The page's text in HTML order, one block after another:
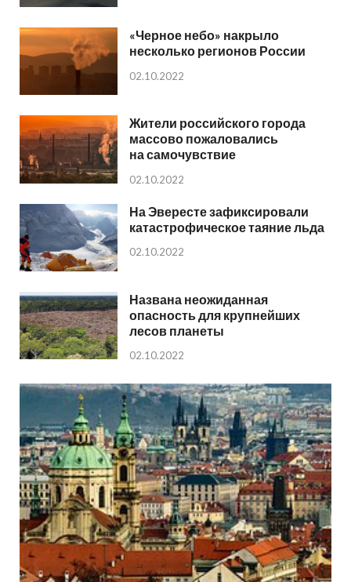
«Черное небо» накрыло
несколько регионов России
02.10.2022
Жители российского города
массово пожаловались
на самочувствие
02.10.2022
На Эвересте зафиксировали
катастрофическое таяние льда
02.10.2022
Названа неожиданная
опасность для крупнейших
лесов планеты
02.10.2022